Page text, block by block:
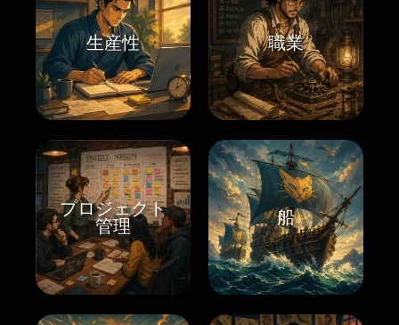
生産性 職業
プロジェクト
管理
船